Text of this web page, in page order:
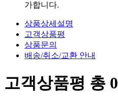
가합니다.
상품상세설명
고객상품평
상품문의
배송/취소/교환 안내
고객상품평 총 0